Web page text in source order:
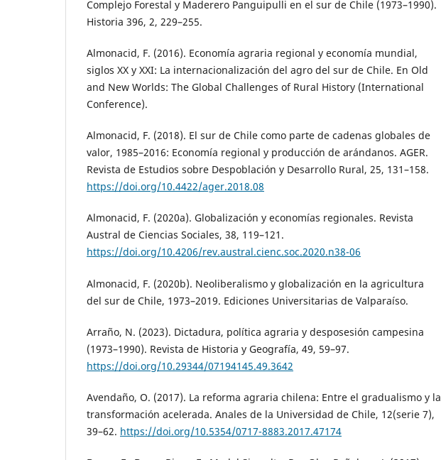
Complejo Forestal y Maderero Panguipulli en el sur de Chile (1973–1990).
Historia 396, 2, 229–255.
Almonacid, F. (2016). Economía agraria regional y economía mundial,
siglos XX y XXI: La internacionalización del agro del sur de Chile. En Old
and New Worlds: The Global Challenges of Rural History (International
Conference).
Almonacid, F. (2018). El sur de Chile como parte de cadenas globales de
valor, 1985–2016: Economía regional y producción de arándanos. AGER.
Revista de Estudios sobre Despoblación y Desarrollo Rural, 25, 131–158.
https://doi.org/10.4422/ager.2018.08
Almonacid, F. (2020a). Globalización y economías regionales. Revista
Austral de Ciencias Sociales, 38, 119–121.
https://doi.org/10.4206/rev.austral.cienc.soc.2020.n38-06
Almonacid, F. (2020b). Neoliberalismo y globalización en la agricultura
del sur de Chile, 1973–2019. Ediciones Universitarias de Valparaíso.
Arraño, N. (2023). Dictadura, política agraria y desposesión campesina
(1973–1990). Revista de Historia y Geografía, 49, 59–97.
https://doi.org/10.29344/07194145.49.3642
Avendaño, O. (2017). La reforma agraria chilena: Entre el gradualismo y la
transformación acelerada. Anales de la Universidad de Chile, 12(serie 7),
39–62. https://doi.org/10.5354/0717-8883.2017.47174